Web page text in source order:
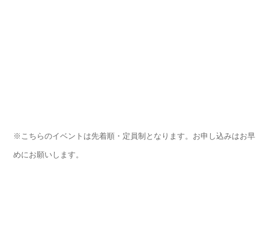
※こちらのイベントは先着順・定員制となります。お申し込みはお早
めにお願いします。